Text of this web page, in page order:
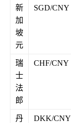
新
加
坡
元
SGD/CNY
瑞
士
法
郎
CHF/CNY
丹
DKK/CNY